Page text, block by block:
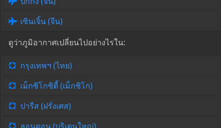
เซินเจิ้น (จีน)
ดูว่าภูมิอากาศเปลี่ยนไปอย่างไรใน:
กรุงเทพฯ (ไทย)
เม็กซิโกซิตี้ (เม็กซิโก)
ปารีส (ฝรั่งเศส)